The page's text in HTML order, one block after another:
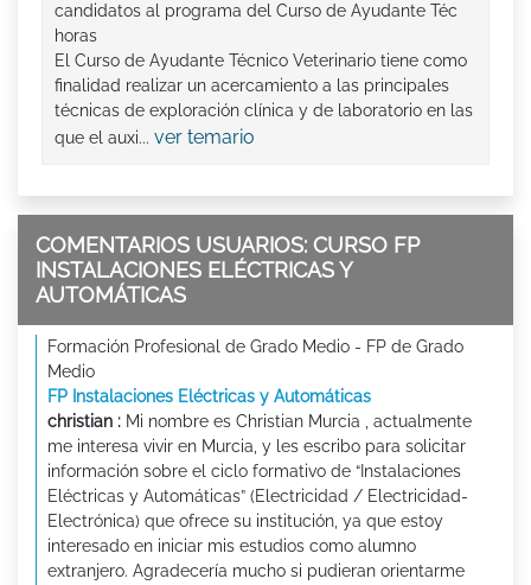
candidatos al programa del Curso de Ayudante Téc
horas
El Curso de Ayudante Técnico Veterinario tiene como
finalidad realizar un acercamiento a las principales
técnicas de exploración clínica y de laboratorio en las
que el auxi... ver temario
COMENTARIOS USUARIOS: CURSO FP
INSTALACIONES ELÉCTRICAS Y
AUTOMÁTICAS
Formación Profesional de Grado Medio - FP de Grado
Medio
FP Instalaciones Eléctricas y Automáticas
christian : Mi nombre es Christian Murcia , actualmente
me interesa vivir en Murcia, y les escribo para solicitar
información sobre el ciclo formativo de “Instalaciones
Eléctricas y Automáticas” (Electricidad / Electricidad-
Electrónica) que ofrece su institución, ya que estoy
interesado en iniciar mis estudios como alumno
extranjero. Agradecería mucho si pudieran orientarme